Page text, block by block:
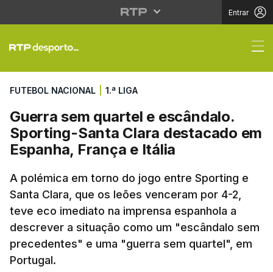
Entrar
Guerra sem quartel e
FUTEBOL NACIONAL 1.ª LIGA
Guerra sem quartel e escândalo.
Sporting-Santa Clara destacado em
Espanha, França e Itália
A polémica em torno do jogo entre Sporting e
Santa Clara, que os leões venceram por 4-2,
teve eco imediato na imprensa espanhola a
descrever a situação como um "escândalo sem
precedentes" e uma "guerra sem quartel", em
Portugal.